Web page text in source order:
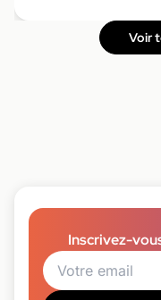
Voir
Inscrivez-